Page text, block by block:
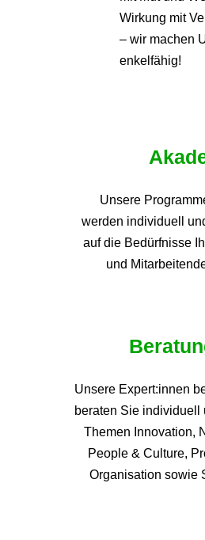
Wirkung mit
– wir machen
enkelfähig!
Unsere
werden individuell
auf die Bedürfnisse
und
Unsere Expert:innen
beraten Sie individuell
Themen Innovation,
People & Culture,
Organisation sowie